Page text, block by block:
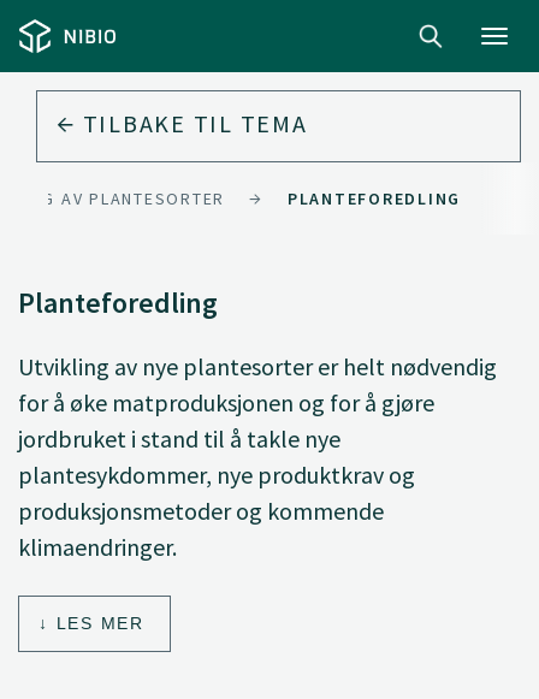
TILBAKE TIL TEMA
AV PLANTESORTER PLANTEFOREDLING
Planteforedling
Utvikling av nye plantesorter er helt nødvendig
for å øke matproduksjonen og for å gjøre
jordbruket i stand til å takle nye
plantesykdommer, nye produktkrav og
produksjonsmetoder og kommende
klimaendringer.
LES MER